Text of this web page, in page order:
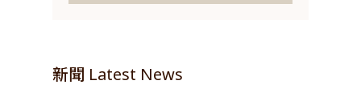
新聞 Latest News